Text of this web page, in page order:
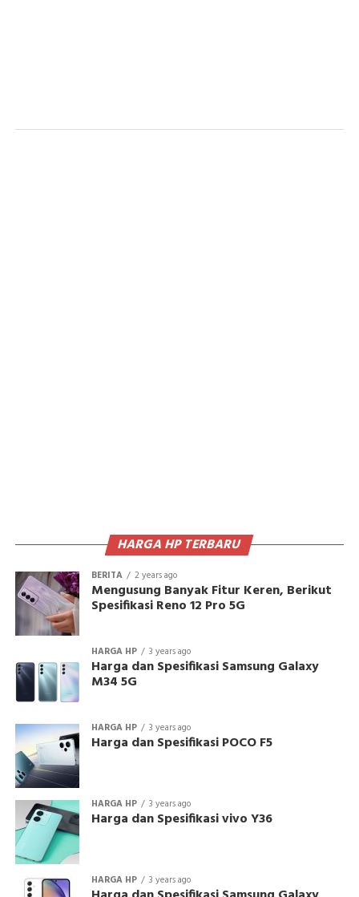
HARGA HP TERBARU
BERITA 2 years ago
Mengusung Banyak Fitur Keren, Berikut
Spesifikasi Reno 12 Pro 5G
HARGA HP 3 years ago
Harga dan Spesifikasi Samsung Galaxy
M34 5G
HARGA HP 3 years ago
Harga dan Spesifikasi POCO F5
HARGA HP 3 years ago
Harga dan Spesifikasi vivo Y36
HARGA HP 3 years ago